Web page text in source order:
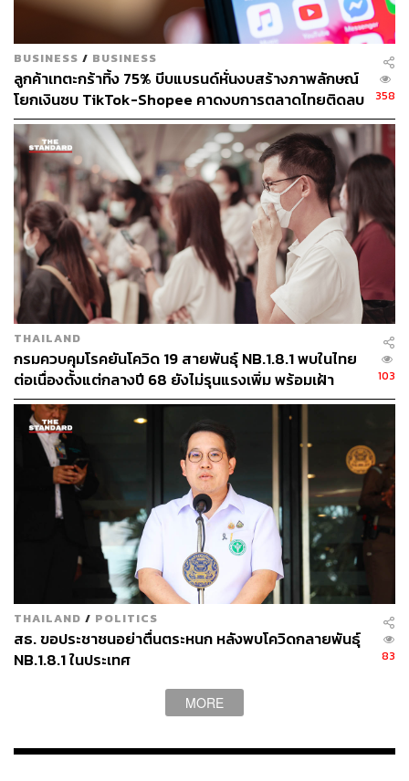
ergency-authorization-for-oral-covid-19-treatment.ht
ml
TAGS: เชื้อไวรัสโคโรนา
โมลนูพิราเวียร์ (Molnupiravir)
ยารักษาโรค
ณรงค์กร มโนจันทร์เพ็ญ
Content Creator กองบรรณาธิการข่าว THE
STANDARD
BUSINESS / BUSINESS
ลูกค้าเทตะกร้าทิ้ง 75% บีบแบรนด์หั่นงบสร้างภาพลักษณ์
โยกเงินซบ TikTok-Shopee คาดงบการตลาดไทยติดลบ
ครั้งแรกในรอบ 14 ปี
358
THAILAND
กรมควบคุมโรคยันโควิด 19 สายพันธุ์ NB.1.8.1 พบในไทย
ต่อเนื่องตั้งแต่กลางปี 68 ยังไม่รุนแรงเพิ่ม พร้อมเฝ้า
ระวัง-ติดตามใกล้ชิด
103
THAILAND / POLITICS
สธ. ขอประชาชนอย่าตื่นตระหนก หลังพบโควิดกลายพันธุ์
NB.1.8.1 ในประเทศ
83
MORE